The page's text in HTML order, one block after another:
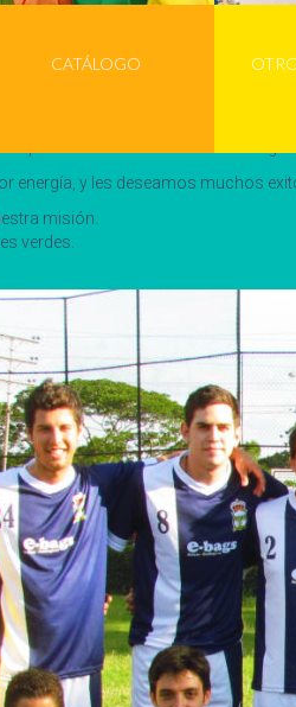
CATÁLOGO
Equipo de E-Bags Bolsas
energía, y les deseamos muchos
misión.
verdes.